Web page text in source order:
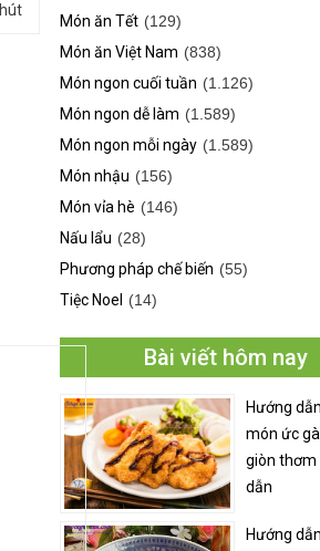
Món ăn Tết (129)
Món ăn Việt Nam (838)
Món ngon cuối tuần (1.126)
Món ngon dễ làm (1.589)
Món ngon mỗi ngày (1.589)
Món nhậu (156)
Món vỉa hè (146)
Nấu lẩu (28)
Phương pháp chế biến (55)
Tiệc Noel
(14)
Bài viết hôm nay
Hướng
món ức
giòn thơm
dẫn
Hướng